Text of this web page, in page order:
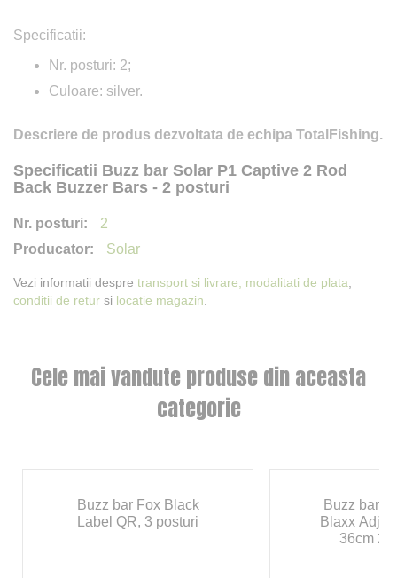
Specificatii:
Nr. posturi: 2;
Culoare: silver.
Descriere de produs dezvoltata de echipa TotalFishing.
Specificatii Buzz bar Solar P1 Captive 2 Rod
Back Buzzer Bars - 2 posturi
2
Solar
Vezi informatii despre transport si livrare, modalitati de plata,
conditii de retur si locatie magazin.
Cele mai vandute produse din aceasta
categorie
Buzz bar Fox Black
Label QR, 3 posturi
Buzz bar
Blaxx
36cm 2